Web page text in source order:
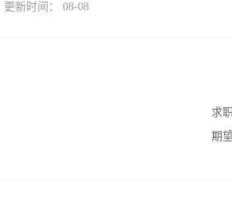
更新时间： 08-08
求
期